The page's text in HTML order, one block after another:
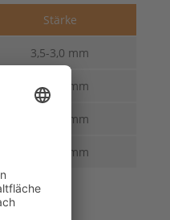
Stärke
3,5-3,0 mm
3,5-3,0 mm
3,5-3,0 mm
3,5-3,0 mm